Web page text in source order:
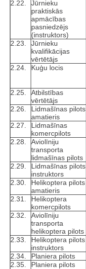
2.22.
Jūrnieku
praktiskās
apmācības
pasniedzējs
(instruktors)
2.23.
Jūrnieku
kvalifikācijas
vērtētājs
2.24.
Kuģu locis
2.25.
Atbilstības
vērtētājs
2.26.
Lidmašīnas pilots
amatieris
2.27.
Lidmašīnas
komercpilots
2.28.
Aviolīniju
transporta
lidmašīnas pilots
2.29.
Lidmašīnas pilots
instruktors
2.30.
Helikoptera pilots
amatieris
2.31.
Helikoptera
komercpilots
2.32.
Aviolīniju
transporta
helikoptera pilots
2.33.
Helikoptera pilots
instruktors
2.34. Planiera pilots
2.35.
Planiera pilots